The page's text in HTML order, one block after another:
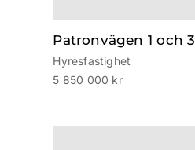
Patronvägen 1 och 3
Hyresfastighet
5 850 000 kr